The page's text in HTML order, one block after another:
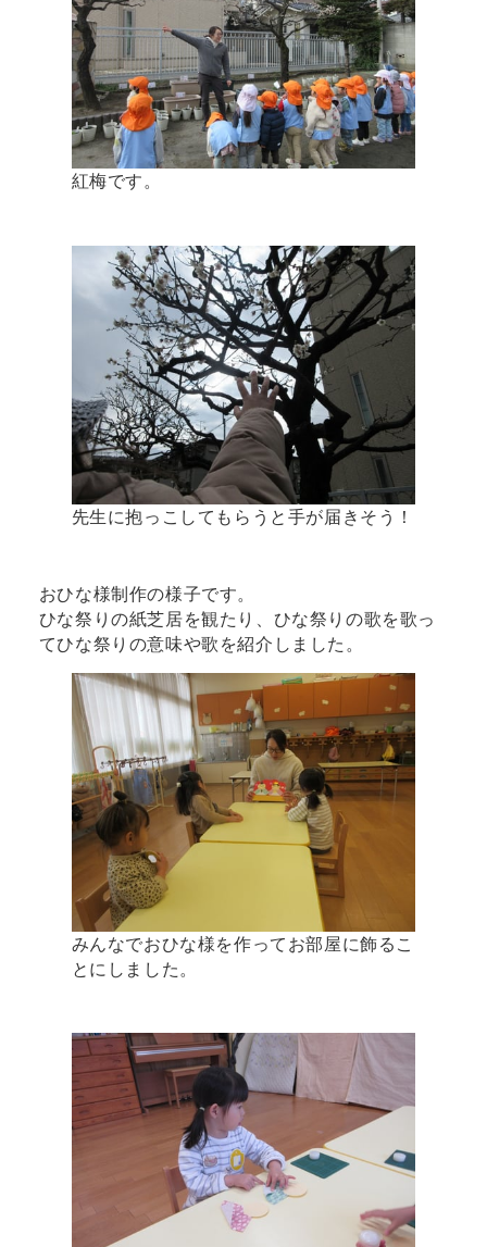
紅梅です。
先生に抱っこしてもらうと手が届きそう！
おひな様制作の様子です。
ひな祭りの紙芝居を観たり、ひな祭りの歌を歌っ
てひな祭りの意味や歌を紹介しました。
みんなでおひな様を作ってお部屋に飾るこ
とにしました。